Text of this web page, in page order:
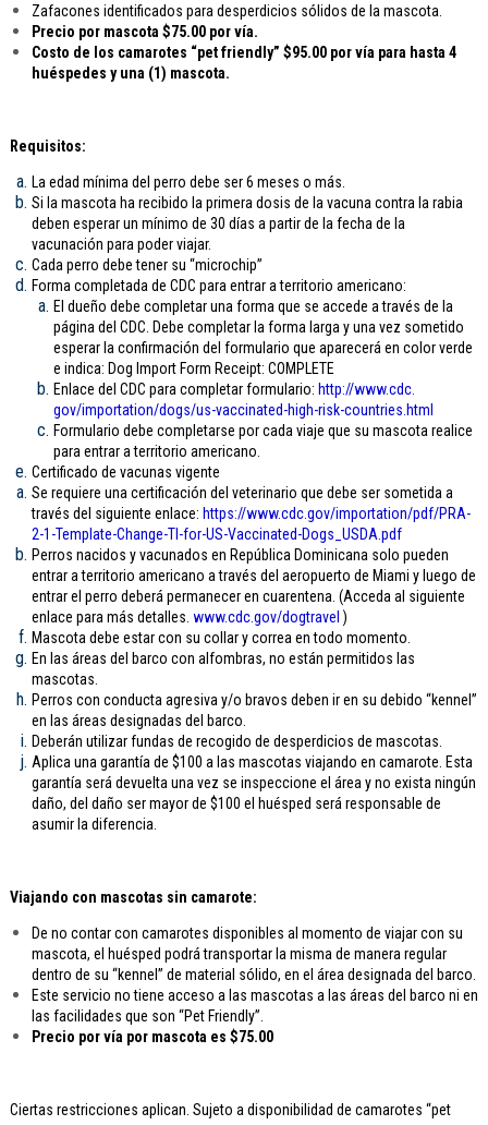
Zafacones identificados para desperdicios sólidos de la mascota.
Precio por mascota $75.00 por vía.
Costo de los camarotes “pet friendly” $95.00 por vía para hasta 4
huéspedes y una (1) mascota.
Requisitos:
La edad mínima del perro debe ser 6 meses o más.
Si la mascota ha recibido la primera dosis de la vacuna contra la rabia
deben esperar un mínimo de 30 días a partir de la fecha de la
vacunación para poder viajar.
Cada perro debe tener su “microchip”
Forma completada de CDC para entrar a territorio americano:
El dueño debe completar una forma que se accede a través de la
página del CDC. Debe completar la forma larga y una vez sometido
esperar la confirmación del formulario que aparecerá en color verde
e indica: Dog Import Form Receipt: COMPLETE
Enlace del CDC para completar formulario: http://www.cdc.
gov/importation/dogs/us-vaccinated-high-risk-countries.html
Formulario debe completarse por cada viaje que su mascota realice
para entrar a territorio americano.
Certificado de vacunas vigente
Se requiere una certificación del veterinario que debe ser sometida a
través del siguiente enlace: https://www.cdc.gov/importation/pdf/PRA-
2-1-Template-Change-TI-for-US-Vaccinated-Dogs_USDA.pdf
Perros nacidos y vacunados en República Dominicana solo pueden
entrar a territorio americano a través del aeropuerto de Miami y luego de
entrar el perro deberá permanecer en cuarentena. (Acceda al siguiente
enlace para más detalles. www.cdc.gov/dogtravel )
Mascota debe estar con su collar y correa en todo momento.
En las áreas del barco con alfombras, no están permitidos las
mascotas.
Perros con conducta agresiva y/o bravos deben ir en su debido “kennel”
en las áreas designadas del barco.
Deberán utilizar fundas de recogido de desperdicios de mascotas.
Aplica una garantía de $100 a las mascotas viajando en camarote. Esta
garantía será devuelta una vez se inspeccione el área y no exista ningún
daño, del daño ser mayor de $100 el huésped será responsable de
asumir la diferencia.
Viajando con mascotas sin camarote:
De no contar con camarotes disponibles al momento de viajar con su
mascota, el huésped podrá transportar la misma de manera regular
dentro de su “kennel” de material sólido, en el área designada del barco.
Este servicio no tiene acceso a las mascotas a las áreas del barco ni en
las facilidades que son “Pet Friendly”.
Precio por vía por mascota es $75.00
Ciertas restricciones aplican. Sujeto a disponibilidad de camarotes “pet